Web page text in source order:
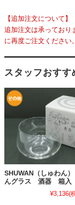
【追加注文について】
追加注文は承っており
に再度ご注文ください。
スタッフおすす
SHUWAN（しゅわん
んグラス 酒器 箱入
¥3,136(